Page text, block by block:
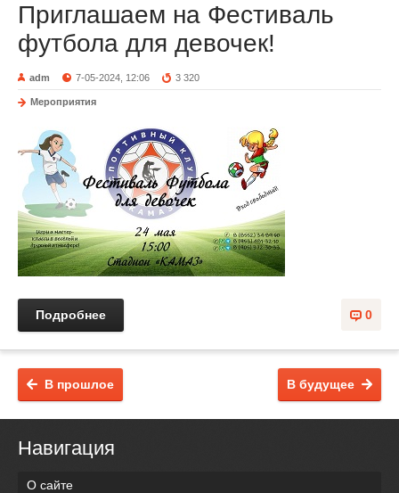
Приглашаем на Фестиваль
футбола для девочек!
adm 7-05-2024, 12:06 3 320
Мероприятия
0
Подробнее
В будущее
В прошлое
Навигация
О сайте